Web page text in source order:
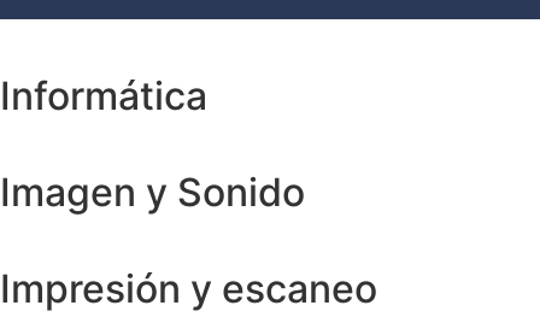
Informática
Imagen y Sonido
Impresión y escaneo